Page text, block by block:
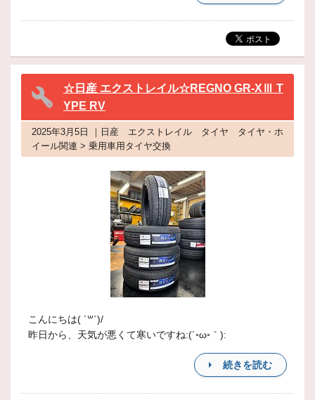
☆日産 エクストレイル☆REGNO GR-XⅢ T
YPE RV
2025年3月5日 ｜日産 エクストレイル タイヤ タイヤ・ホ
イール関連 > 乗用車用タイヤ交換
こんにちは( ´꒳`)/
昨日から、天気が悪くて寒いですね:(´◦ω◦｀):
続きを読む